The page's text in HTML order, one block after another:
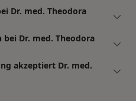
Dr. med. Theodora
Dr. med. Theodora
akzeptiert Dr. med.